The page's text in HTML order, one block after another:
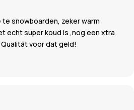
te snowboarden, zeker warm
echt super koud is ,nog een xtra
voor dat geld!